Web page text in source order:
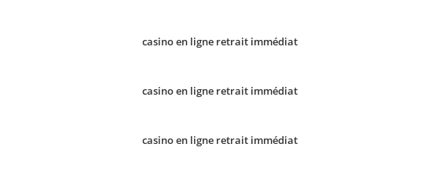
casino en ligne retrait immédiat
casino en ligne retrait immédiat
casino en ligne retrait immédiat